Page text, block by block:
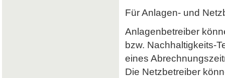
Für Anlagen- und
Anlagenbetreiber
bzw. Nachhaltigkeits-
eines
Die Netzbetreiber